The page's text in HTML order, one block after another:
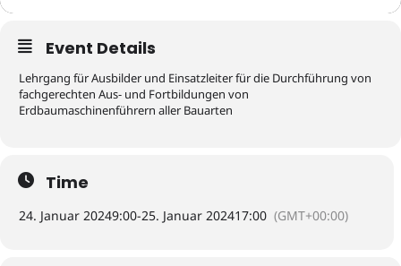
Event Details
Lehrgang für Ausbilder und Einsatzleiter für die Durchführung von
fachgerechten Aus- und Fortbildungen von
Erdbaumaschinenführern aller Bauarten
Time
24. Januar 20249:00-25. Januar 202417:00 (GMT+00:00)